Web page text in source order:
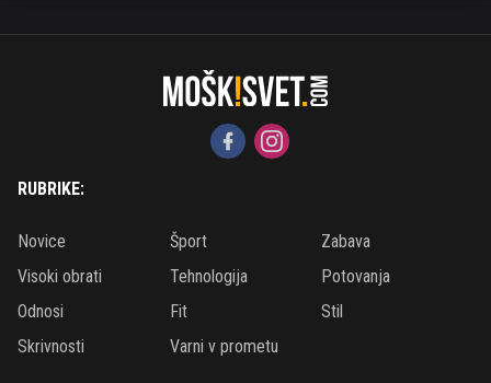
RUBRIKE:
Novice Šport
Zabava
Visoki obrati
Tehnologija
Potovanja
Odnosi
Fit
Stil
Skrivnosti
Varni v prometu